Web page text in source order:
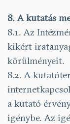
8. A kutatás
8.1. Az
kikért
körülményeit.
8.2. A
a kutató
igénybe. Az